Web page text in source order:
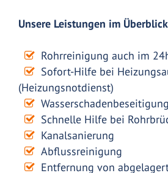
Unsere Leistungen im
Rohrreinigung auch im
Sofort-Hilfe bei
(Heizungsnotdienst)
Wasserschadenbeseitigung
Schnelle Hilfe bei
Kanalsanierung
Abflussreinigung
Entfernung von